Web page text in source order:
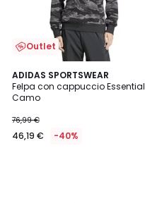
Outlet
ADIDAS SPORTSWEAR
Felpa con cappuccio Essential
Camo
76,99 €
46,19 € -40%